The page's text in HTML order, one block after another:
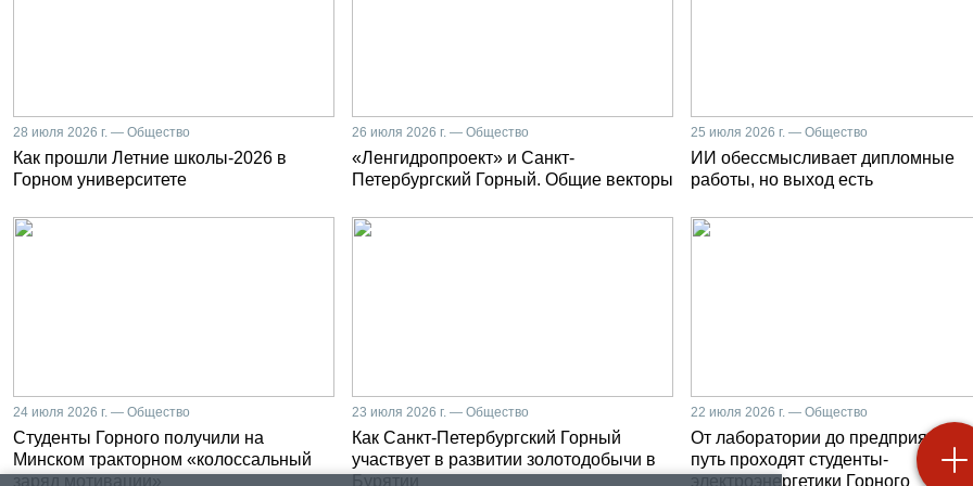
28 июля 2026 г. — Общество
Как прошли Летние школы-2026 в
Горном университете
26 июля 2026 г. — Общество
«Ленгидропроект» и Санкт-
Петербургский Горный. Общие векторы
25 июля 2026 г. — Общество
ИИ обессмысливает дипломные
работы, но выход есть
24 июля 2026 г. — Общество
Студенты Горного получили на
Минском тракторном «колоссальный
заряд мотивации»
23 июля 2026 г. — Общество
Как Санкт-Петербургский Горный
участвует в развитии золотодобычи в
Бурятии
22 июля 2026 г. — Общество
От лаборатории до предприятия:
путь проходят студенты-
электроэнергетики Горного